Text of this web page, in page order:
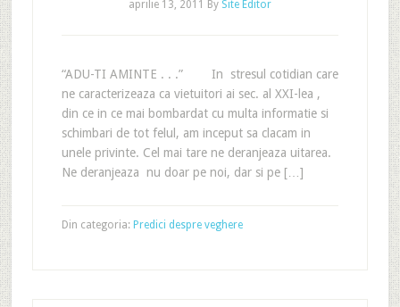
aprilie 13, 2011 By Site Editor
“ADU-TI AMINTE . . .” In stresul cotidian care
ne caracterizeaza ca vietuitori ai sec. al XXI-lea ,
din ce in ce mai bombardat cu multa informatie si
schimbari de tot felul, am inceput sa clacam in
unele privinte. Cel mai tare ne deranjeaza uitarea.
Ne deranjeaza nu doar pe noi, dar si pe […]
Din categoria: Predici despre veghere